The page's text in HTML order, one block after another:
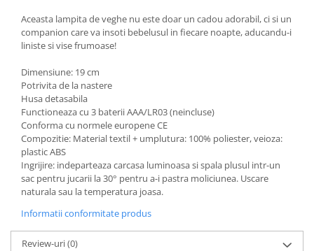
Aceasta lampita de veghe nu este doar un cadou adorabil, ci si un
companion care va insoti bebelusul in fiecare noapte, aducandu-i
liniste si vise frumoase!
Dimensiune: 19 cm
Potrivita de la nastere
Husa detasabila
Functioneaza cu 3 baterii AAA/LR03 (neincluse)
Conforma cu normele europene CE
Compozitie: Material textil + umplutura: 100% poliester, veioza:
plastic ABS
Ingrijire: indeparteaza carcasa luminoasa si spala plusul intr-un
sac pentru jucarii la 30° pentru a-i pastra moliciunea. Uscare
naturala sau la temperatura joasa.
Informatii conformitate produs
Review-uri(0)